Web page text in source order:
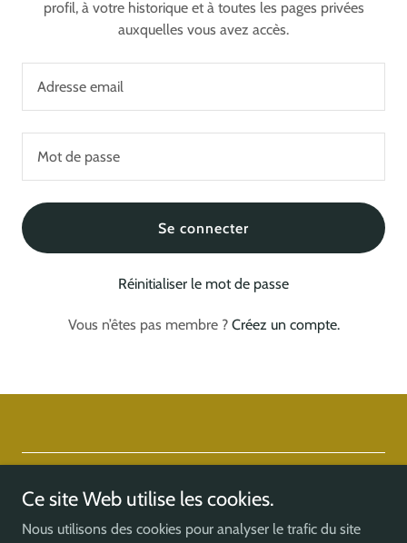
profil, à votre historique et à toutes les pages privées
auxquelles vous avez accès.
Se connecter
Réinitialiser le mot de passe
Vous n’êtes pas membre ? Créez un compte.
Optimisé par
Ce site Web utilise les cookies.
Nous utilisons des cookies pour analyser le trafic du site